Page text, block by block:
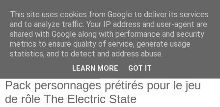
Pack personnages prétirés pour le jeu
de rôle The Electric State
This site uses cookies from Google to deliver its services
and to analyze traffic. Your IP address and user-agent are
shared with Google along with performance and security
metrics to ensure quality of service, generate usage
statistics, and to detect and address abuse.
LEARN MORE GOT IT